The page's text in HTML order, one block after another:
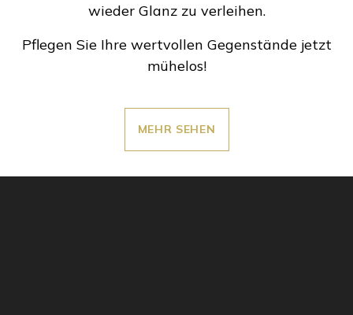
wieder Glanz zu verleihen.
Pflegen Sie Ihre wertvollen Gegenstände jetzt
mühelos!
MEHR SEHEN